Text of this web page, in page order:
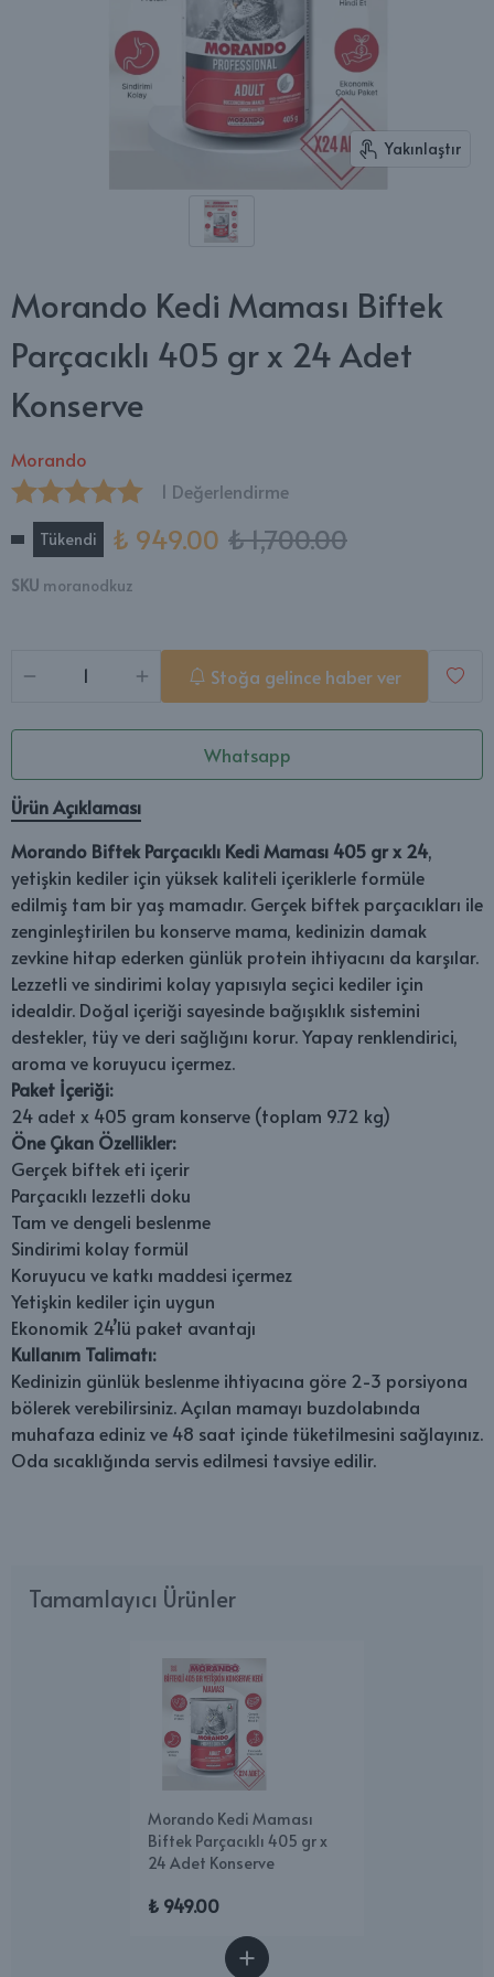
Yakınlaştır
Morando Kedi Maması Biftek
Parçacıklı 405 gr x 24 Adet
Konserve
Morando
1 Değerlendirme
Tükendi ₺ 949.00 ₺ 1,700.00
SKU moranodkuz
Stoğa gelince haber ver
Whatsapp
Ürün Açıklaması
Morando Biftek Parçacıklı Kedi Maması 405 gr x 24,
yetişkin kediler için yüksek kaliteli içeriklerle formüle
edilmiş tam bir yaş mamadır. Gerçek biftek parçacıkları ile
zenginleştirilen bu konserve mama, kedinizin damak
zevkine hitap ederken günlük protein ihtiyacını da karşılar.
Lezzetli ve sindirimi kolay yapısıyla seçici kediler için
idealdir. Doğal içeriği sayesinde bağışıklık sistemini
destekler, tüy ve deri sağlığını korur. Yapay renklendirici,
aroma ve koruyucu içermez.
Paket İçeriği:
24 adet x 405 gram konserve (toplam 9.72 kg)
Öne Çıkan Özellikler:
Gerçek biftek eti içerir
Parçacıklı lezzetli doku
Tam ve dengeli beslenme
Sindirimi kolay formül
Koruyucu ve katkı maddesi içermez
Yetişkin kediler için uygun
Ekonomik 24’lü paket avantajı
Kullanım Talimatı:
Kedinizin günlük beslenme ihtiyacına göre 2-3 porsiyona
bölerek verebilirsiniz. Açılan mamayı buzdolabında
muhafaza ediniz ve 48 saat içinde tüketilmesini sağlayınız.
Oda sıcaklığında servis edilmesi tavsiye edilir.
Tamamlayıcı Ürünler
Morando Kedi Maması
Biftek Parçacıklı 405 gr x
24 Adet Konserve
₺ 949.00